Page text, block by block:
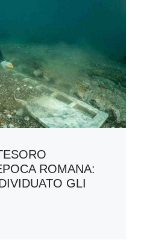
ROMANA:
GLI